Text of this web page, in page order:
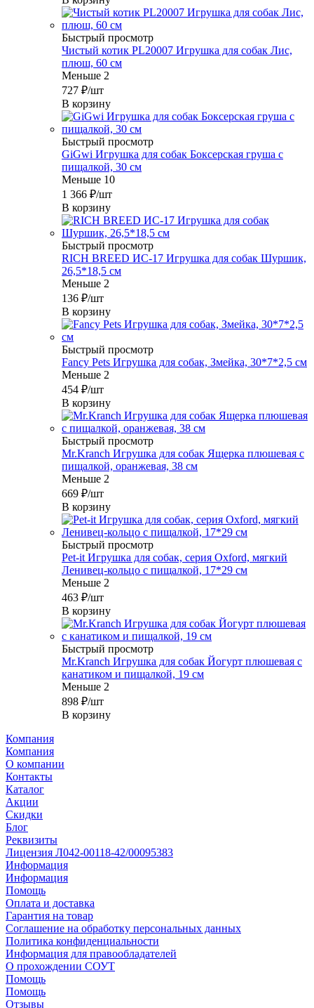
Быстрый просмотр
Чистый котик PL20007 Игрушка для собак Лис,
плюш, 60 см
Меньше 2
727 ₽/шт
В корзину
Быстрый просмотр
GiGwi Игрушка для собак Боксерская груша с
пищалкой, 30 см
Меньше 10
1 366 ₽/шт
В корзину
Быстрый просмотр
RICH BREED ИС-17 Игрушка для собак Шуршик,
26,5*18,5 см
Меньше 2
136 ₽/шт
В корзину
Быстрый просмотр
Fancy Pets Игрушка для собак, Змейка, 30*7*2,5 см
Меньше 2
454 ₽/шт
В корзину
Быстрый просмотр
Mr.Kranch Игрушка для собак Ящерка плюшевая с
пищалкой, оранжевая, 38 см
Меньше 2
669 ₽/шт
В корзину
Быстрый просмотр
Pet-it Игрушка для собак, серия Oxford, мягкий
Ленивец-кольцо с пищалкой, 17*29 см
Меньше 2
463 ₽/шт
В корзину
Быстрый просмотр
Mr.Kranch Игрушка для собак Йогурт плюшевая с
канатиком и пищалкой, 19 см
Меньше 2
898 ₽/шт
В корзину
Компания
Компания
О компании
Контакты
Каталог
Акции
Скидки
Блог
Реквизиты
Лицензия Л042-00118-42/00095383
Информация
Информация
Помощь
Оплата и доставка
Гарантия на товар
Соглашение на обработку персональных данных
Политика конфиденциальности
Информация для правообладателей
О прохождении СОУТ
Помощь
Помощь
Отзывы